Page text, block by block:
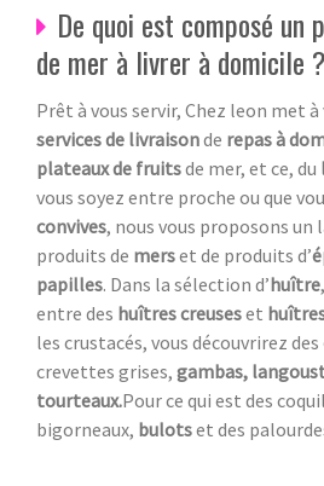
De quoi est composé
de mer à livrer à domicile ?
Prêt à vous servir, Chez leon met
services de livraisonde repas à
plateaux de fruitsde mer, et ce, du
vous soyez entre proche ou que
convives, nous vous proposons un
produits de merset de produits d’
papilles. Dans la sélection d’huître
entre des huîtres creuseset
les crustacés, vous découvrirez des
crevettes grises, gambas,
tourteaux.Pour ce qui est des
bigorneaux, bulotset des